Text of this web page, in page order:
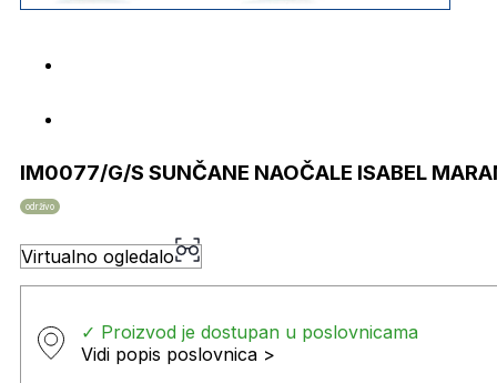
IM0077/G/S SUNČANE NAOČALE ISABEL
održivo
Virtualno ogledalo
✓ Proizvod je dostupan u poslovnicama
Vidi popis poslovnica >